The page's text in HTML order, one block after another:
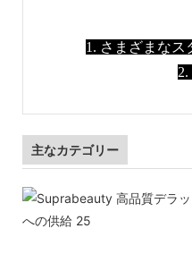
1. さまざまな
主なカテゴリー